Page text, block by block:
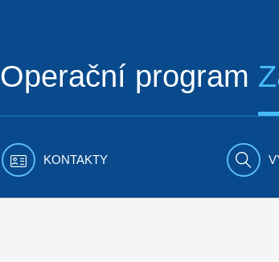
Operační program
KONTAKTY